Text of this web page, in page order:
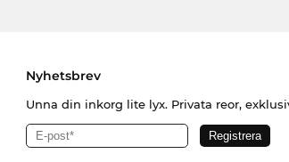
Nyhetsbrev
Unna din inkorg lite lyx. Privata reor,